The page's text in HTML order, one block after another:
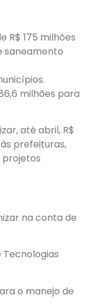
R$ 175 milhões
saneamento
milhões para
até abril, R$
prefeituras,
projetos
na conta de
Tecnologias
o manejo de